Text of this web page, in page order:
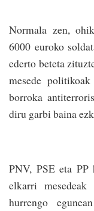
Normala zen,
6000 euroko
ederto beteta
mesede
borroka
diru garbi baina
PNV, PSE eta
elkarri
hurrengo